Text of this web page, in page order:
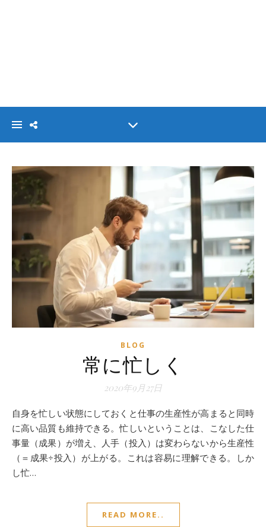
BLOG
常に忙しく
2020年9月27日
自身を忙しい状態にしておくと仕事の生産性が高まると同時
に高い品質も維持できる。忙しいということは、こなした仕
事量（成果）が増え、人手（投入）は変わらないから生産性
（＝成果÷投入）が上がる。これは容易に理解できる。しか
し忙…
READ MORE..